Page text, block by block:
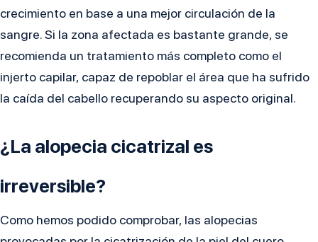
crecimiento en base a una mejor circulación de la
sangre. Si la zona afectada es bastante grande, se
recomienda un tratamiento más completo como el
injerto capilar, capaz de repoblar el área que ha sufrido
la caída del cabello recuperando su aspecto original.
¿La alopecia cicatrizal es
irreversible?
Como hemos podido comprobar, las alopecias